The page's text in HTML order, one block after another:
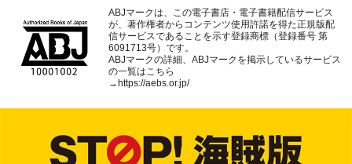
ABJマークは、この電子書店・電子書籍配信サービス
が、著作権者からコンテンツ使用許諾を得た正規版配
信サービスであることを示す登録商標（登録番号 第
6091713号）です。
ABJマークの詳細、ABJマークを掲示しているサービス
の一覧はこちら
→https://aebs.or.jp/